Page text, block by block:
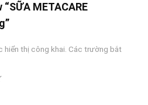
METACARE
hiển thị công khai. Các trường bắt